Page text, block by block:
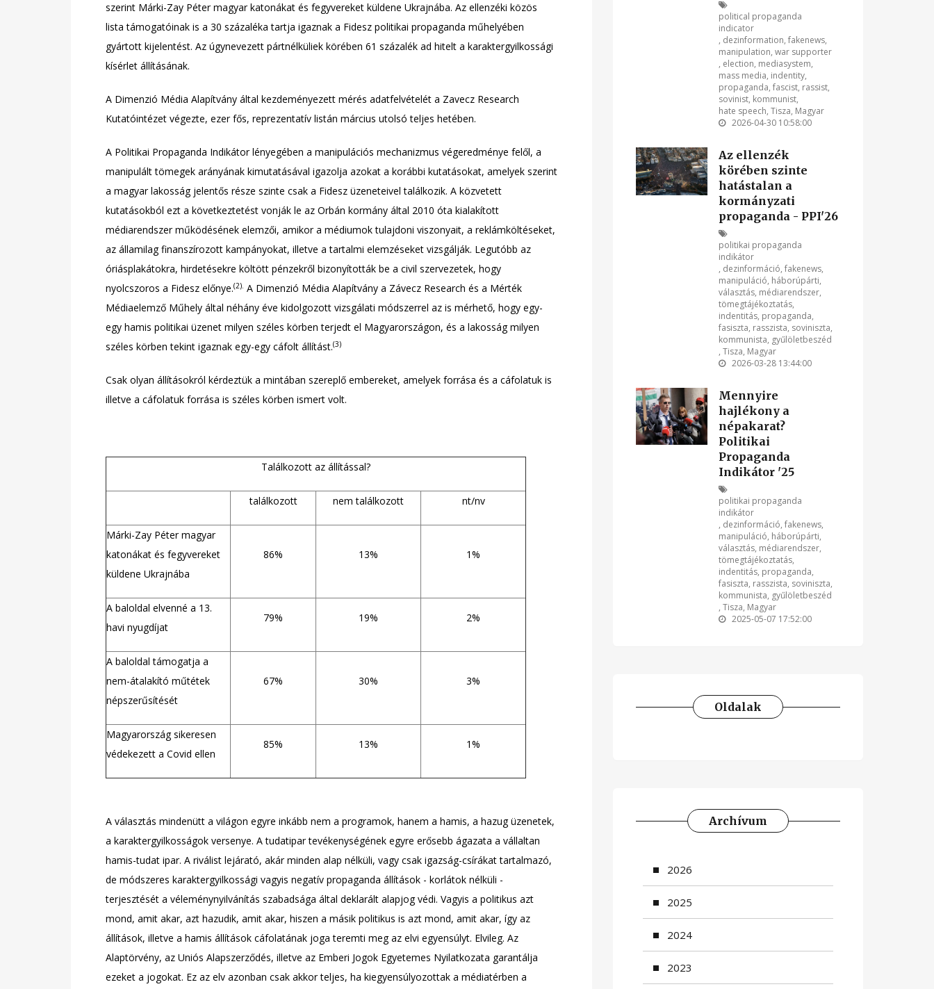
szerint Márki-Zay Péter magyar katonákat és fegyvereket küldene Ukrajnába. Az ellenzéki közös
lista támogatóinak is a 30 százaléka tartja igaznak a Fidesz politikai propaganda műhelyében
gyártott kijelentést. Az úgynevezett pártnélküliek körében 61 százalék ad hitelt a karaktergyilkossági
kísérlet állításának.
A Dimenzió Média Alapítvány által kezdeményezett mérés adatfelvételét a Zavecz Research
Kutatóintézet végezte, ezer fős, reprezentatív listán március utolsó teljes hetében.
A Politikai Propaganda Indikátor lényegében a manipulációs mechanizmus végeredménye felől, a
manipulált tömegek arányának kimutatásával igazolja azokat a korábbi kutatásokat, amelyek szerint
a magyar lakosság jelentős része szinte csak a Fidesz üzeneteivel találkozik. A közvetett
kutatásokból ezt a következtetést vonják le az Orbán kormány által 2010 óta kialakított
médiarendszer működésének elemzői, amikor a médiumok tulajdoni viszonyait, a reklámköltéseket,
az államilag finanszírozott kampányokat, illetve a tartalmi elemzéseket vizsgálják. Legutóbb az
óriásplakátokra, hirdetésekre költött pénzekről bizonyították be a civil szervezetek, hogy
nyolcszoros a Fidesz előnye.(2). A Dimenzió Média Alapítvány a Závecz Research és a Mérték
Médiaelemző Műhely által néhány éve kidolgozott vizsgálati módszerrel az is mérhető, hogy egy-
egy hamis politikai üzenet milyen széles körben terjedt el Magyarországon, és a lakosság milyen
széles körben tekint igaznak egy-egy cáfolt állítást.(3)
Csak olyan állításokról kérdeztük a mintában szereplő embereket, amelyek forrása és a cáfolatuk is
illetve a cáfolatuk forrása is széles körben ismert volt.
Találkozott az állítással?
találkozott nem találkozott nt/nv
Márki-Zay Péter magyar
katonákat és fegyvereket
küldene Ukrajnába
86% 13% 1%
A baloldal elvenné a 13.
havi nyugdíjat
79% 19% 2%
A baloldal támogatja a
nem-átalakító műtétek
népszerűsítését
67% 30% 3%
Magyarország sikeresen
védekezett a Covid ellen
85% 13% 1%
A választás mindenütt a világon egyre inkább nem a programok, hanem a hamis, a hazug üzenetek,
a karaktergyilkosságok versenye. A tudatipar tevékenységének egyre erősebb ágazata a vállaltan
hamis-tudat ipar. A riválist lejárató, akár minden alap nélküli, vagy csak igazság-csírákat tartalmazó,
de módszeres karaktergyilkossági vagyis negatív propaganda állítások - korlátok nélküli -
terjesztését a véleménynyilvánítás szabadsága által deklarált alapjog védi. Vagyis a politikus azt
mond, amit akar, azt hazudik, amit akar, hiszen a másik politikus is azt mond, amit akar, így az
állítások, illetve a hamis állítások cáfolatának joga teremti meg az elvi egyensúlyt. Elvileg. Az
Alaptörvény, az Uniós Alapszerződés, illetve az Emberi Jogok Egyetemes Nyilatkozata garantálja
ezeket a jogokat. Ez az elv azonban csak akkor teljes, ha kiegyensúlyozottak a médiatérben a
political propaganda
indicator
, dezinformation, fakenews,
manipulation, war supporter
, election, mediasystem,
mass media, indentity,
propaganda, fascist, rassist,
sovinist, kommunist,
hate speech, Tisza, Magyar
2026-04-30 10:58:00
Az ellenzék
körében szinte
hatástalan a
kormányzati
propaganda - PPI'26
politikai propaganda
indikátor
, dezinformáció, fakenews,
manipuláció, háborúpárti,
választás, médiarendszer,
tömegtájékoztatás,
indentitás, propaganda,
fasiszta, rasszista, soviniszta,
kommunista, gyűlöletbeszéd
, Tisza, Magyar
2026-03-28 13:44:00
Mennyire
hajlékony a
népakarat?
Politikai
Propaganda
Indikátor '25
politikai propaganda
indikátor
, dezinformáció, fakenews,
manipuláció, háborúpárti,
választás, médiarendszer,
tömegtájékoztatás,
indentitás, propaganda,
fasiszta, rasszista, soviniszta,
kommunista, gyűlöletbeszéd
, Tisza, Magyar
2025-05-07 17:52:00
Oldalak
Archívum
2026
2025
2024
2023